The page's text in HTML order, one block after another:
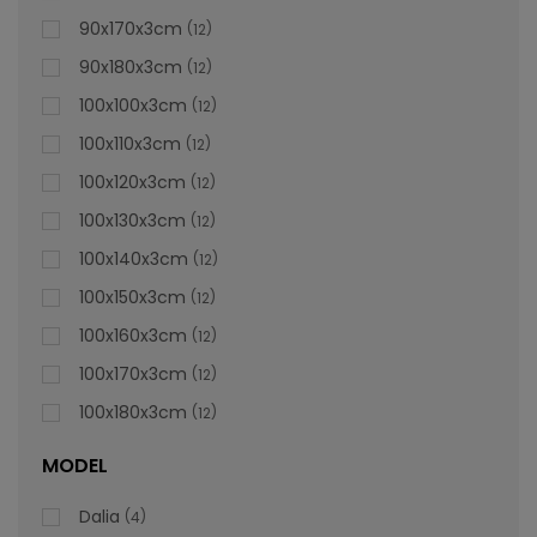
90x170x3cm 12
90x180x3cm 12
100x100x3cm 12
100x110x3cm 12
100x120x3cm 12
100x130x3cm 12
100x140x3cm 12
100x150x3cm 12
100x160x3cm 12
100x170x3cm 12
100x180x3cm 12
MODEL
Dalia 4